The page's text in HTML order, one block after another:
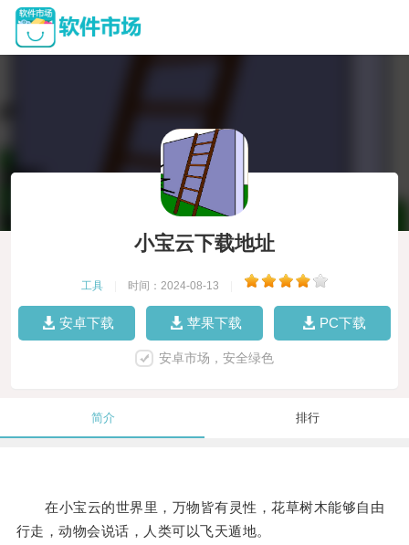
小宝云下载地址
工具 时间：2024-08-13
安卓下载 苹果下载 PC下载
安卓市场，安全绿色
简介 排行
在小宝云的世界里，万物皆有灵性，花草树木能够自由
行走，动物会说话，人类可以飞天遁地。